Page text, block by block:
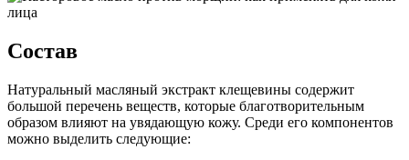
Состав
Натуральный масляный экстракт клещевины содержит
большой перечень веществ, которые благотворительным
образом влияют на увядающую кожу. Среди его компонентов
можно выделить следующие: